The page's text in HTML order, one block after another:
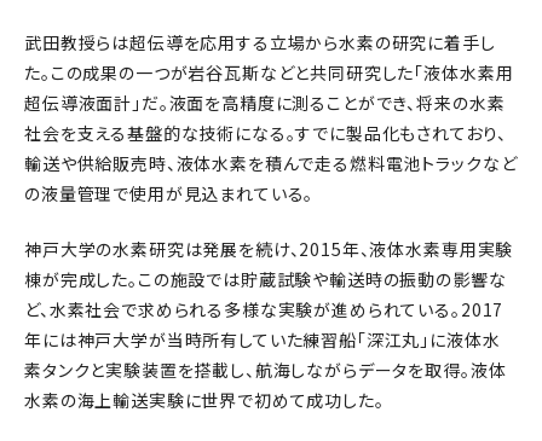
武田教授らは超伝導を応用する立場から水素の研究に着手し
た。この成果の一つが岩谷瓦斯などと共同研究した「液体水素用
超伝導液面計」だ。液面を高精度に測ることができ、将来の水素
社会を支える基盤的な技術になる。すでに製品化もされており、
輸送や供給販売時、液体水素を積んで走る燃料電池トラックなど
の液量管理で使用が見込まれている。
神戸大学の水素研究は発展を続け、2015年、液体水素専用実験
棟が完成した。この施設では貯蔵試験や輸送時の振動の影響な
ど、水素社会で求められる多様な実験が進められている。2017
年には神戸大学が当時所有していた練習船「深江丸」に液体水
素タンクと実験装置を搭載し、航海しながらデータを取得。液体
水素の海上輸送実験に世界で初めて成功した。